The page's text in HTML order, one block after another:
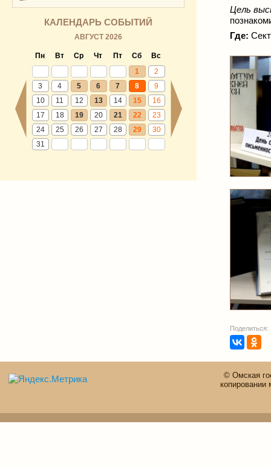
КАЛЕНДАРЬ СОБЫТИЙ
АВГУСТ 2026
Пн Вт Ср Чт Пт Сб
Вс
1
2
3
4 5 6 7 8
9
10
11 12 13 14 15
16
17
18 19 20 21 22
23
24
25 26 27 28 29
30
31
Цель
Где:
Поделиться:
© Омская
копировании